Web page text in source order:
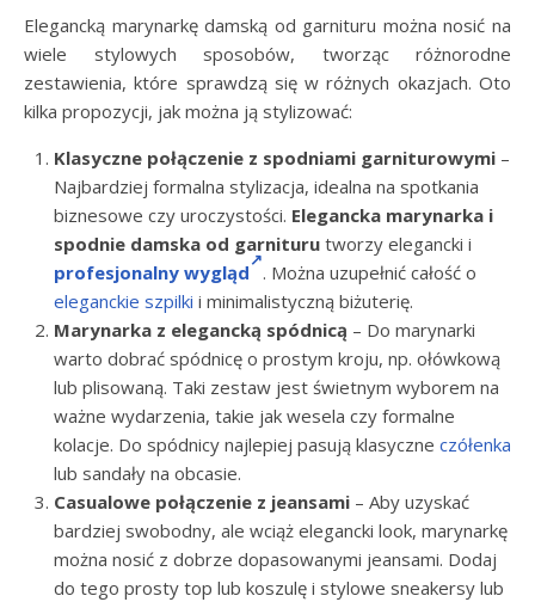
Elegancką marynarkę damską od garnituru można nosić na
wiele stylowych sposobów, tworząc różnorodne
zestawienia, które sprawdzą się w różnych okazjach. Oto
kilka propozycji, jak można ją stylizować:
Klasyczne połączenie z spodniami garniturowymi –
Najbardziej formalna stylizacja, idealna na spotkania
biznesowe czy uroczystości. Elegancka marynarka i
spodnie damska od garnituru tworzy elegancki i
profesjonalny wygląd . Można uzupełnić całość o
eleganckie szpilki i minimalistyczną biżuterię.
Marynarka z elegancką spódnicą – Do marynarki
warto dobrać spódnicę o prostym kroju, np. ołówkową
lub plisowaną. Taki zestaw jest świetnym wyborem na
ważne wydarzenia, takie jak wesela czy formalne
kolacje. Do spódnicy najlepiej pasują klasyczne czółenka
lub sandały na obcasie.
Casualowe połączenie z jeansami – Aby uzyskać
bardziej swobodny, ale wciąż elegancki look, marynarkę
można nosić z dobrze dopasowanymi jeansami. Dodaj
do tego prosty top lub koszulę i stylowe sneakersy lub